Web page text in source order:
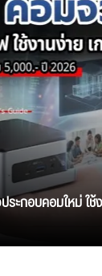
ะกอบคอมใหม่ ใ